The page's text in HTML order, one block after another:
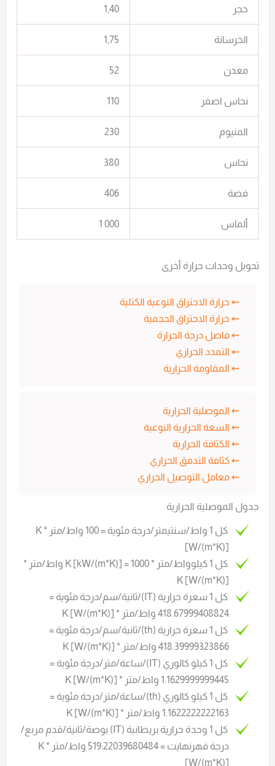
حجر 1,40
الخرسانة 1,75
معدن 52
نحاس اصفر 110
المنيوم 230
نحاس 380
فضة 406
ألماس 1 000
تحويل وحدات حرارة أخرى
حرارة الاحتراق النوعية الكتلية
حرارة الاحتراق الحجمية
فاصل درجة الحرارة
التمدد الحراري
المقاومة الحرارية
الموصلية الحرارية
السعة الحرارية النوعية
الكثافة الحرارية
كثافة التدفق الحراري
معامل التوصيل الحراري
جدول الموصلية الحرارية
كل 1 واط/سنتيمتر/درجة مئوية = 100 واط/متر * K
[W/(m*K)]
كل 1 كيلوواط/متر * K [kW/(m*K)] = 1000 واط/متر *
K [W/(m*K)]
كل 1 سعرة حرارية (IT)/ثانية/سم/درجة مئوية =
418.67999408824 واط/متر * K [W/(m*K)]
كل 1 سعرة حرارية (th)/ثانية/سم/درجة مئوية =
418.39999323866 واط/متر * K [W/(m*K)]
كل 1 كيلو كالوري (IT)/ساعة/متر/درجة مئوية =
1.1629999999445 واط/متر * K [W/(m*K)]
كل 1 كيلو كالوري (th)/ساعة/متر/درجة مئوية =
1.1622222222163 واط/متر * K [W/(m*K)]
كل 1 وحدة حرارية بريطانية (IT) بوصة/ثانية/قدم مربع/
درجة فهرنهايت = 519.22039680484 واط/متر * K
[W/(m*K)]